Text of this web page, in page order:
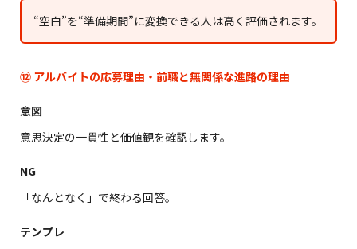
“空白”を“準備期間”に変換できる人は高く評価されます。
⑫ アルバイトの応募理由・前職と無関係な進路の理由
意図
意思決定の一貫性と価値観を確認します。
NG
「なんとなく」で終わる回答。
テンプレ